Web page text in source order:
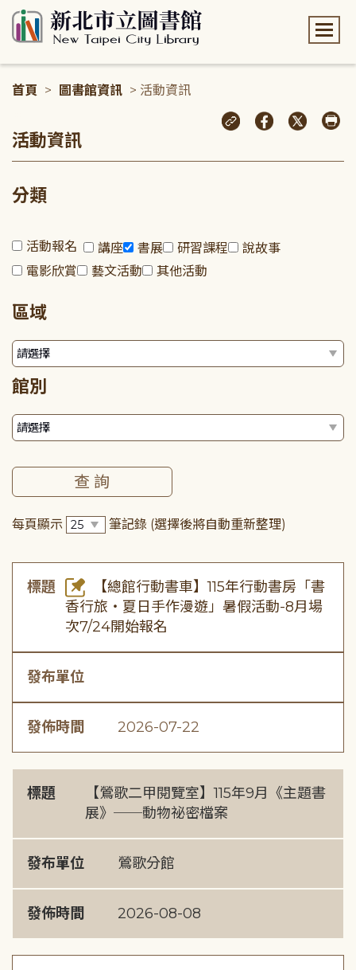
首頁 > 圖書館資訊 > 活動資訊
活動資訊
分類
活動報名 講座 書展 研習課程
說故事
電影欣賞
藝文活動 其他活動
區域
館別
每頁顯示 筆記錄 (選擇後將自動重新整理)
標題
【總館行動書車】115年行動書房「書
香行旅・夏日手作漫遊」暑假活動-8月場
次7/24開始報名
發布單位
發佈時間 2026-07-22
標題
【鶯歌二甲閱覽室】115年9月《主題書
展》──動物祕密檔案
發布單位 鶯歌分館
發佈時間 2026-08-08